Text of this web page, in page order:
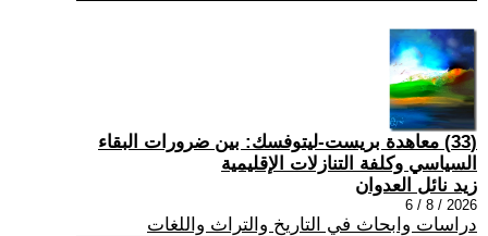
(33) معاهدة بريست-ليتوفسك: بين ضرورات البقاء
السياسي وكلفة التنازلات الإقليمية
زيد نائل العدوان
2026 / 8 / 6
دراسات وابحاث في التاريخ والتراث واللغات